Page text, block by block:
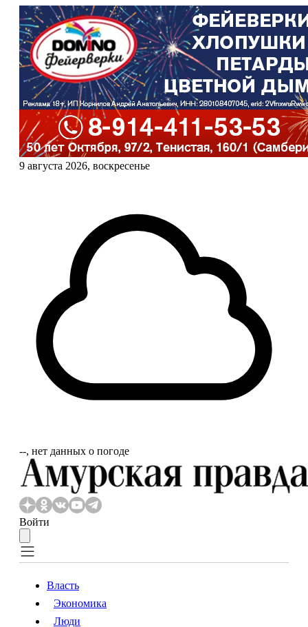
9 августа 2026, воскресенье
‐‐, нет данных о погоде
Войти
Власть
Власть
Экономика
Люди